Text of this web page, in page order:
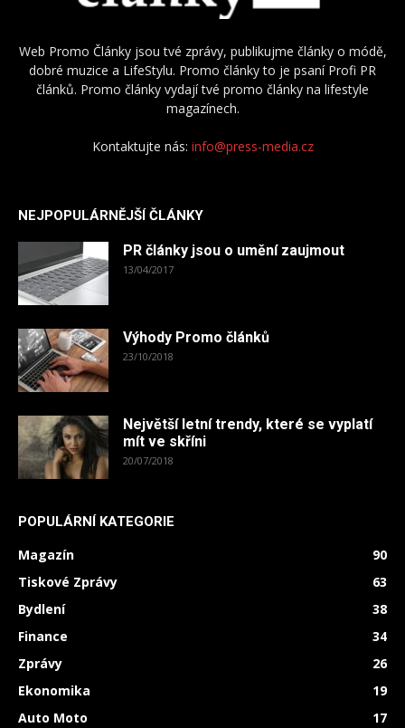
Web Promo Články jsou tvé zprávy, publikujme články o módě,
dobré muzice a LifeStylu. Promo články to je psaní Profi PR
článků. Promo články vydají tvé promo články na lifestyle
magazínech.
Kontaktujte nás: info@press-media.cz
NEJPOPULÁRNĚJŠÍ ČLÁNKY
PR články jsou o umění zaujmout
13/04/2017
Výhody Promo článků
23/10/2018
Největší letní trendy, které se vyplatí
mít ve skříni
20/07/2018
POPULÁRNÍ KATEGORIE
Magazín
90
Tiskové Zprávy
63
Bydlení
38
Finance
34
Zprávy
26
Ekonomika
19
Auto Moto
17